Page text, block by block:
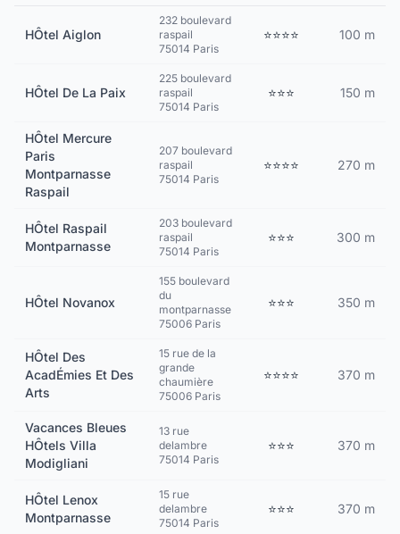
HÔtel Aiglon
232 boulevard
raspail
75014 Paris
⭐⭐⭐⭐ 100 m
HÔtel De La Paix
225 boulevard
raspail
75014 Paris
⭐⭐⭐ 150 m
HÔtel Mercure
Paris
Montparnasse
Raspail
207 boulevard
raspail
75014 Paris
⭐⭐⭐⭐ 270 m
HÔtel Raspail
Montparnasse
203 boulevard
raspail
75014 Paris
⭐⭐⭐ 300 m
HÔtel Novanox
155 boulevard
du
montparnasse
75006 Paris
⭐⭐⭐ 350 m
HÔtel Des
AcadÉmies Et Des
Arts
15 rue de la
grande
chaumière
75006 Paris
⭐⭐⭐⭐ 370 m
Vacances Bleues
HÔtels Villa
Modigliani
13 rue
delambre
75014 Paris
⭐⭐⭐ 370 m
HÔtel Lenox
Montparnasse
15 rue
delambre
75014 Paris
⭐⭐⭐ 370 m